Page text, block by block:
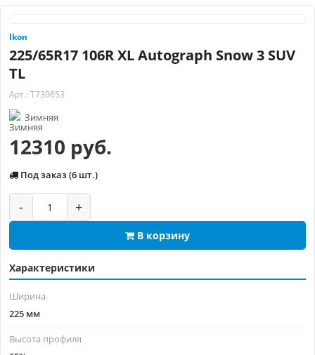
Ikon
225/65R17 106R XL Autograph Snow 3 SUV
TL
Арт.: T730653
Зимняя
12310 руб.
Под заказ (6 шт.)
- +
В корзину
Характеристики
Ширина
225 мм
Высота профиля